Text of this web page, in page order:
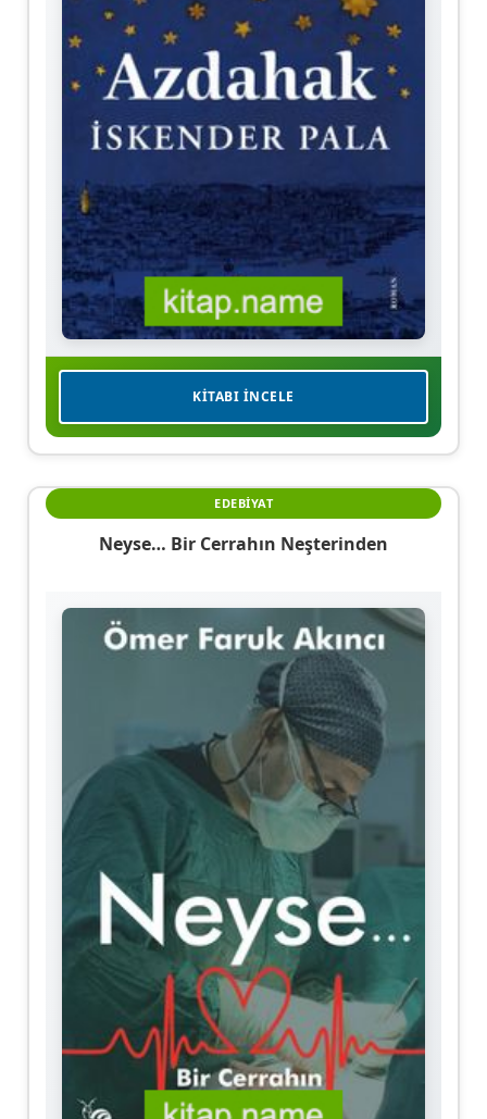
KITABI İNCELE
EDEBIYAT
Neyse… Bir Cerrahın Neşterinden